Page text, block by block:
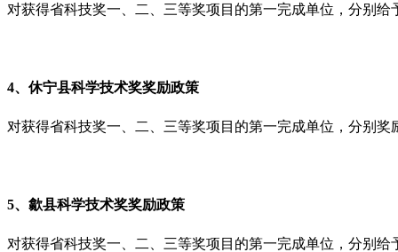
对获得省科技奖一、二、三等奖项目的第一完成单位，分别
4、 休宁县科学技术奖奖励政策
对获得省科技奖一、二、三等奖项目的第一完成单位，分别
5、 歙县科学技术奖奖励政策
对获得省科技奖一、二、三等奖项目的第一完成单位，分别